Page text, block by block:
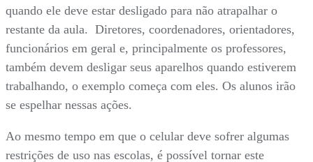
quando ele deve estar desligado para não atrapalhar o
restante da aula. Diretores, coordenadores, orientadores,
funcionários em geral e, principalmente os professores,
também devem desligar seus aparelhos quando estiverem
trabalhando, o exemplo começa com eles. Os alunos irão
se espelhar nessas ações.
Ao mesmo tempo em que o celular deve sofrer algumas
restrições de uso nas escolas, é possível tornar este